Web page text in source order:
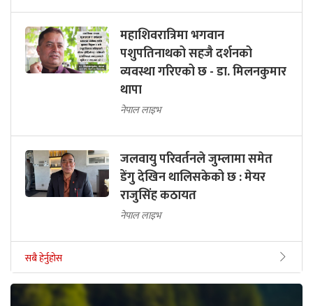
महाशिवरात्रिमा भगवान
पशुपतिनाथको सहजै दर्शनको
व्यवस्था गरिएको छ - डा. मिलनकुमार
थापा
नेपाल लाइभ
जलवायु परिवर्तनले जुम्लामा समेत
डेंगु देखिन थालिसकेको छ : मेयर
राजुसिंह कठायत
नेपाल लाइभ
सबै हेर्नुहोस